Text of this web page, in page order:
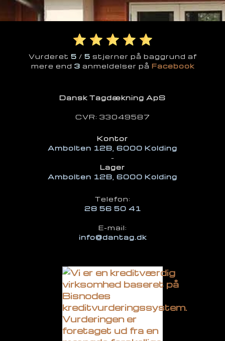
​​Vurderet 5 / 5 stjerner på baggrund af
mere end 3 anmeldelser på​ Facebook
Dansk Tagdækning ApS
​CVR: 33049587​
Kontor
Ambolten 12B, 6000 Kolding
​-
Lager
Ambolten 12B, 6000 Kolding
​Telefon:
28 56 50 41
E-mail:
info@dantag.dk